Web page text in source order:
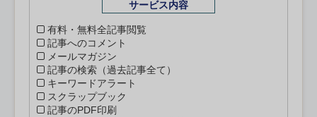
サービス内容
有料・無料全記事閲覧
記事へのコメント
メールマガジン
記事の検索（過去記事全て）
キーワードアラート
スクラップブック
記事のPDF印刷